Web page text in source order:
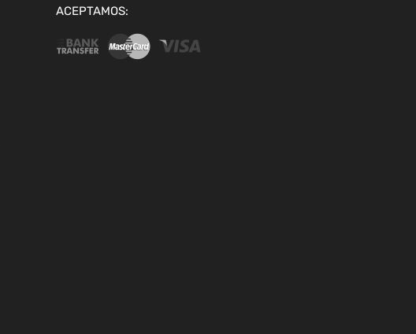
ACEPTAMOS: